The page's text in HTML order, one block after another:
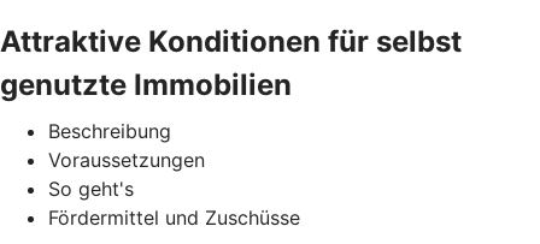
Attraktive Konditionen für selbst
genutzte Immobilien
Beschreibung
Voraussetzungen
So geht's
Fördermittel und Zuschüsse